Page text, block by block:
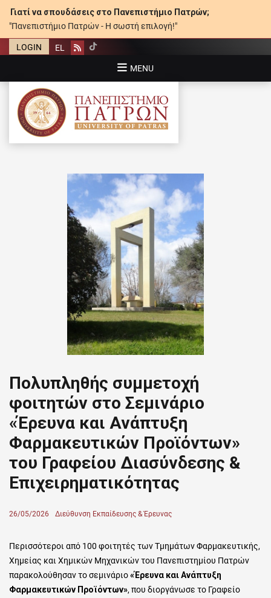
Γιατί να σπουδάσεις στο Πανεπιστήμιο Πατρών;
"Πανεπιστήμιο Πατρών - Η σωστή επιλογή!"
LOGIN EL Rss
MENU
ΠΑΝΕΠΙΣΤΉΜΙΟ ΠΑΤΡΏΝ
Πολυπληθής συμμετοχή
φοιτητών στο Σεμινάριο
«Έρευνα και Ανάπτυξη
Φαρμακευτικών Προϊόντων»
του Γραφείου Διασύνδεσης &
Επιχειρηματικότητας
Posted
26/05/2026 Author
Διεύθυνση Εκπαίδευσης & Έρευνας
Περισσότεροι από 100 φοιτητές των Τμημάτων Φαρμακευτικής,
Χημείας και Χημικών Μηχανικών του Πανεπιστημίου Πατρών
παρακολούθησαν το σεμινάριο«Έρευνα και Ανάπτυξη
Φαρμακευτικών Προϊόντων», που διοργάνωσε το Γραφείο